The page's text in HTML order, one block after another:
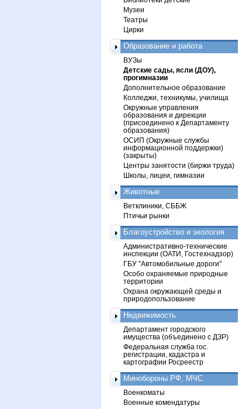
Музеи
Театры
Цирки
Образование и работа
ВУЗы
Детские сады, ясли (ДОУ),
прогимназии
Дополнительное образование
Колледжи, техникумы, училища
Окружные управления
образования и дирекции
(присоединено к Департаменту
образования)
ОСИП (Окружные службы
информационной поддержки)
(закрыты)
Центры занятости (биржи труда)
Школы, лицеи, гимназии
Животные
Ветклиники, СББЖ
Птичьи рынки
Благоустройство и экология
Административно-технические
инспекции (ОАТИ, Гостехнадзор)
ГБУ "Автомобильные дороги"
Особо охраняемые природные
территории
Охрана окружающей среды и
природопользование
Недвижимость
Департамент городского
имущества (объединено с ДЗР)
Федеральная служба гос.
регистрации, кадастра и
картографии Росреестр
Минобороны РФ, МЧС
Военкоматы
Военные комендатуры